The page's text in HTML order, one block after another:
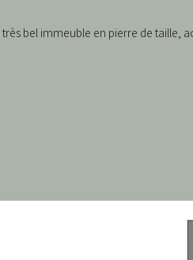
très bel immeuble en pierre de